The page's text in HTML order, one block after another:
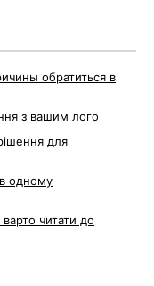
обратиться в
з вашим лого
для
одному
варто читати до